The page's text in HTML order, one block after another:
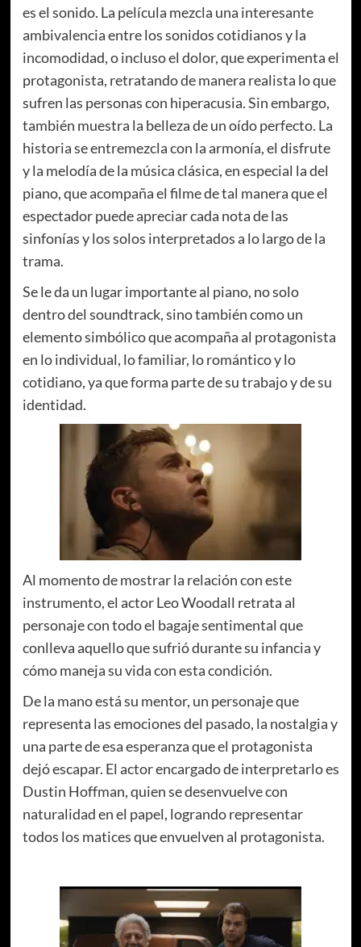
es el sonido. La película mezcla una interesante
ambivalencia entre los sonidos cotidianos y la
incomodidad, o incluso el dolor, que experimenta el
protagonista, retratando de manera realista lo que
sufren las personas con hiperacusia. Sin embargo,
también muestra la belleza de un oído perfecto. La
historia se entremezcla con la armonía, el disfrute
y la melodía de la música clásica, en especial la del
piano, que acompaña el filme de tal manera que el
espectador puede apreciar cada nota de las
sinfonías y los solos interpretados a lo largo de la
trama.
Se le da un lugar importante al piano, no solo
dentro del soundtrack, sino también como un
elemento simbólico que acompaña al protagonista
en lo individual, lo familiar, lo romántico y lo
cotidiano, ya que forma parte de su trabajo y de su
identidad.
Al momento de mostrar la relación con este
instrumento, el actor Leo Woodall retrata al
personaje con todo el bagaje sentimental que
conlleva aquello que sufrió durante su infancia y
cómo maneja su vida con esta condición.
De la mano está su mentor, un personaje que
representa las emociones del pasado, la nostalgia y
una parte de esa esperanza que el protagonista
dejó escapar. El actor encargado de interpretarlo es
Dustin Hoffman, quien se desenvuelve con
naturalidad en el papel, logrando representar
todos los matices que envuelven al protagonista.